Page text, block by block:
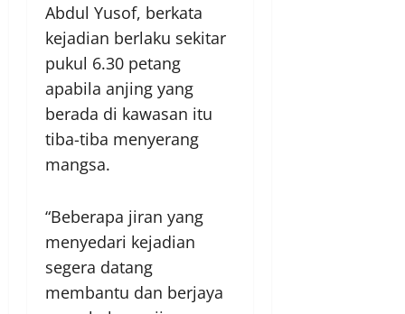
Abdul Yusof, berkata
kejadian berlaku sekitar
pukul 6.30 petang
apabila anjing yang
berada di kawasan itu
tiba-tiba menyerang
mangsa.
“Beberapa jiran yang
menyedari kejadian
segera datang
membantu dan berjaya